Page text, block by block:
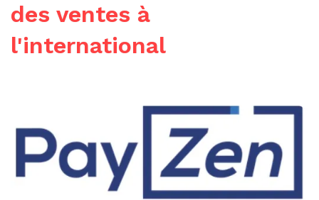
des ventes à
l'international